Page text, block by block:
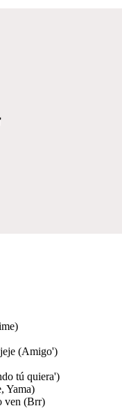
(Amigo')
tú quiera')
Yama)
ven (Brr)